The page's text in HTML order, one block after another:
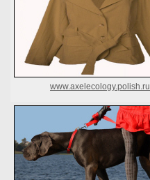
www.axelecology.polish.ru